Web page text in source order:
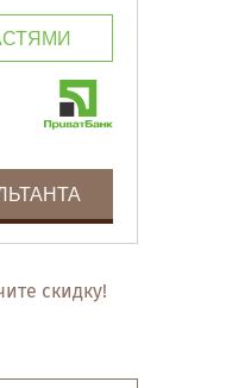
скидку!